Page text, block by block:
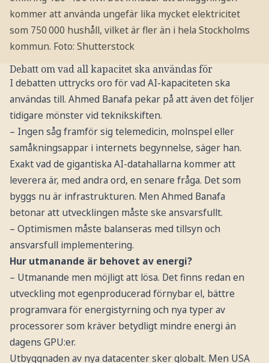
kommer att använda ungefär lika mycket elektricitet
som 750 000 hushåll, vilket är fler än i hela Stockholms
kommun. Foto: Shutterstock
Debatt om vad all kapacitet ska användas för
I debatten uttrycks oro för vad AI-kapaciteten ska
användas till. Ahmed Banafa pekar på att även det följer
tidigare mönster vid teknikskiften.
– Ingen såg framför sig telemedicin, molnspel eller
samåkningsappar i internets begynnelse, säger han.
Exakt vad de gigantiska AI-datahallarna kommer att
leverera är, med andra ord, en senare fråga. Det som
byggs nu är infrastrukturen. Men Ahmed Banafa
betonar att utvecklingen måste ske ansvarsfullt.
– Optimismen måste balanseras med tillsyn och
ansvarsfull implementering.
Hur utmanande är behovet av energi?
– Utmanande men möjligt att lösa. Det finns redan en
utveckling mot egenproducerad förnybar el, bättre
programvara för energistyrning och nya typer av
processorer som kräver betydligt mindre energi än
dagens GPU:er.
Utbyggnaden av nya datacenter sker globalt. Men USA